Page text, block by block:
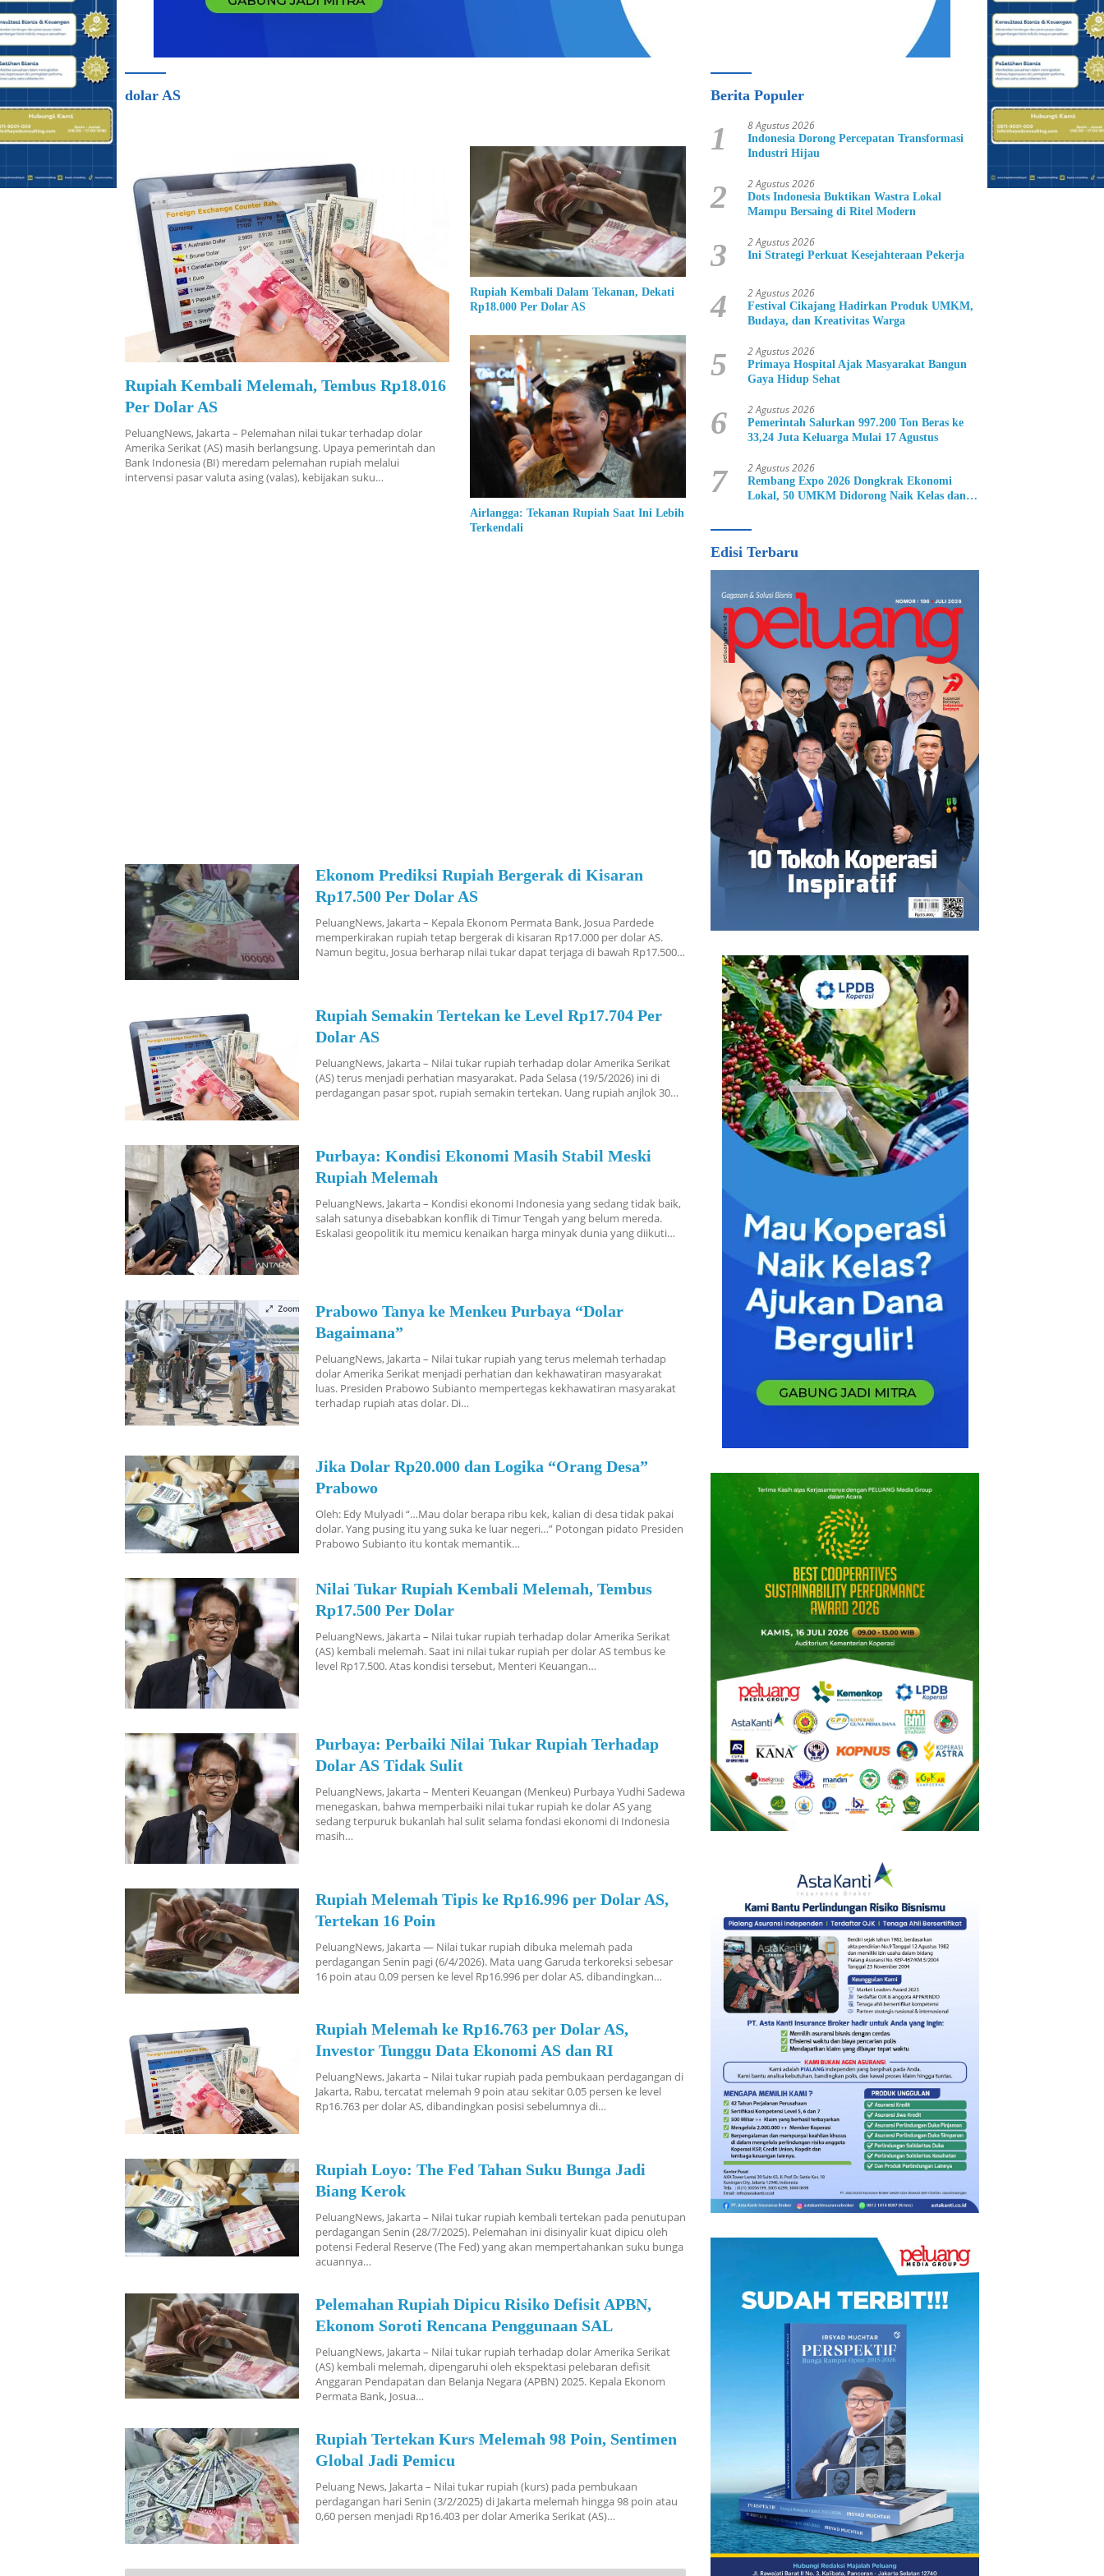
dolar AS
Rupiah Kembali Melemah, Tembus Rp18.016
Per Dolar AS
PeluangNews, Jakarta – Pelemahan nilai tukar terhadap dolar
Amerika Serikat (AS) masih berlangsung. Upaya pemerintah dan
Bank Indonesia (BI) meredam pelemahan rupiah melalui
intervensi pasar valuta asing (valas), kebijakan suku…
Rupiah Kembali Dalam Tekanan, Dekati
Rp18.000 Per Dolar AS
Airlangga: Tekanan Rupiah Saat Ini Lebih
Terkendali
Ekonom Prediksi Rupiah Bergerak di Kisaran
Rp17.500 Per Dolar AS
PeluangNews, Jakarta – Kepala Ekonom Permata Bank, Josua Pardede
memperkirakan rupiah tetap bergerak di kisaran Rp17.000 per dolar AS.
Namun begitu, Josua berharap nilai tukar dapat terjaga di bawah Rp17.500…
Rupiah Semakin Tertekan ke Level Rp17.704 Per
Dolar AS
PeluangNews, Jakarta – Nilai tukar rupiah terhadap dolar Amerika Serikat
(AS) terus menjadi perhatian masyarakat. Pada Selasa (19/5/2026) ini di
perdagangan pasar spot, rupiah semakin tertekan. Uang rupiah anjlok 30…
Purbaya: Kondisi Ekonomi Masih Stabil Meski
Rupiah Melemah
PeluangNews, Jakarta – Kondisi ekonomi Indonesia yang sedang tidak baik,
salah satunya disebabkan konflik di Timur Tengah yang belum mereda.
Eskalasi geopolitik itu memicu kenaikan harga minyak dunia yang diikuti…
Prabowo Tanya ke Menkeu Purbaya “Dolar
Bagaimana”
PeluangNews, Jakarta – Nilai tukar rupiah yang terus melemah terhadap
dolar Amerika Serikat menjadi perhatian dan kekhawatiran masyarakat
luas. Presiden Prabowo Subianto mempertegas kekhawatiran masyarakat
terhadap rupiah atas dolar. Di…
Jika Dolar Rp20.000 dan Logika “Orang Desa”
Prabowo
Oleh: Edy Mulyadi “…Mau dolar berapa ribu kek, kalian di desa tidak pakai
dolar. Yang pusing itu yang suka ke luar negeri…” Potongan pidato Presiden
Prabowo Subianto itu kontak memantik…
Nilai Tukar Rupiah Kembali Melemah, Tembus
Rp17.500 Per Dolar
PeluangNews, Jakarta – Nilai tukar rupiah terhadap dolar Amerika Serikat
(AS) kembali melemah. Saat ini nilai tukar rupiah per dolar AS tembus ke
level Rp17.500. Atas kondisi tersebut, Menteri Keuangan…
Purbaya: Perbaiki Nilai Tukar Rupiah Terhadap
Dolar AS Tidak Sulit
PeluangNews, Jakarta – Menteri Keuangan (Menkeu) Purbaya Yudhi Sadewa
menegaskan, bahwa memperbaiki nilai tukar rupiah ke dolar AS yang
sedang terpuruk bukanlah hal sulit selama fondasi ekonomi di Indonesia
masih…
Rupiah Melemah Tipis ke Rp16.996 per Dolar AS,
Tertekan 16 Poin
PeluangNews, Jakarta — Nilai tukar rupiah dibuka melemah pada
perdagangan Senin pagi (6/4/2026). Mata uang Garuda terkoreksi sebesar
16 poin atau 0,09 persen ke level Rp16.996 per dolar AS, dibandingkan…
Rupiah Melemah ke Rp16.763 per Dolar AS,
Investor Tunggu Data Ekonomi AS dan RI
PeluangNews, Jakarta – Nilai tukar rupiah pada pembukaan perdagangan di
Jakarta, Rabu, tercatat melemah 9 poin atau sekitar 0,05 persen ke level
Rp16.763 per dolar AS, dibandingkan posisi sebelumnya di…
Rupiah Loyo: The Fed Tahan Suku Bunga Jadi
Biang Kerok
PeluangNews, Jakarta – Nilai tukar rupiah kembali tertekan pada penutupan
perdagangan Senin (28/7/2025). Pelemahan ini disinyalir kuat dipicu oleh
potensi Federal Reserve (The Fed) yang akan mempertahankan suku bunga
acuannya…
Pelemahan Rupiah Dipicu Risiko Defisit APBN,
Ekonom Soroti Rencana Penggunaan SAL
PeluangNews, Jakarta – Nilai tukar rupiah terhadap dolar Amerika Serikat
(AS) kembali melemah, dipengaruhi oleh ekspektasi pelebaran defisit
Anggaran Pendapatan dan Belanja Negara (APBN) 2025. Kepala Ekonom
Permata Bank, Josua…
Rupiah Tertekan Kurs Melemah 98 Poin, Sentimen
Global Jadi Pemicu
Peluang News, Jakarta – Nilai tukar rupiah (kurs) pada pembukaan
perdagangan hari Senin (3/2/2025) di Jakarta melemah hingga 98 poin atau
0,60 persen menjadi Rp16.403 per dolar Amerika Serikat (AS)…
Berita Populer
1 8 Agustus 2026
Indonesia Dorong Percepatan Transformasi
Industri Hijau
2 2 Agustus 2026
Dots Indonesia Buktikan Wastra Lokal
Mampu Bersaing di Ritel Modern
3 2 Agustus 2026
Ini Strategi Perkuat Kesejahteraan Pekerja
4 2 Agustus 2026
Festival Cikajang Hadirkan Produk UMKM,
Budaya, dan Kreativitas Warga
5 2 Agustus 2026
Primaya Hospital Ajak Masyarakat Bangun
Gaya Hidup Sehat
6 2 Agustus 2026
Pemerintah Salurkan 997.200 Ton Beras ke
33,24 Juta Keluarga Mulai 17 Agustus
7 2 Agustus 2026
Rembang Expo 2026 Dongkrak Ekonomi
Lokal, 50 UMKM Didorong Naik Kelas dan
Edisi Terbaru